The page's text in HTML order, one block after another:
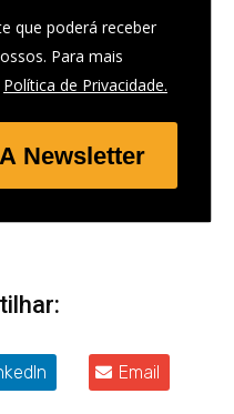
que poderá receber
Para mais
Política de Privacidade.
Newsletter
Email